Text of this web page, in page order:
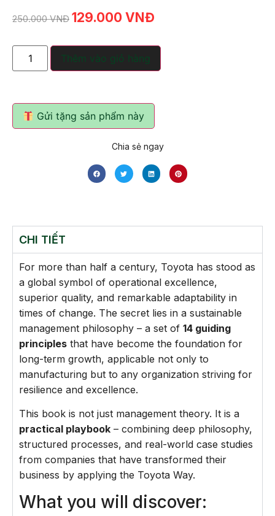
250.000VNĐ 129.000 VNĐ
Thêm vào giỏ hàng
Gửi tặng sản phẩm này
Chia sẻ ngay
CHI TIẾT
For more than half a century, Toyota has stood as
a global symbol of operational excellence,
superior quality, and remarkable adaptability in
times of change. The secret lies in a sustainable
management philosophy – a set of 14 guiding
principles that have become the foundation for
long-term growth, applicable not only to
manufacturing but to any organization striving for
resilience and excellence.
This book is not just management theory. It is a
practical playbook – combining deep philosophy,
structured processes, and real-world case studies
from companies that have transformed their
business by applying the Toyota Way.
What you will discover: